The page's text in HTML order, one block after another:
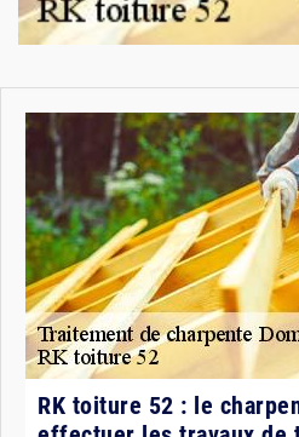
RK toiture 52 : le